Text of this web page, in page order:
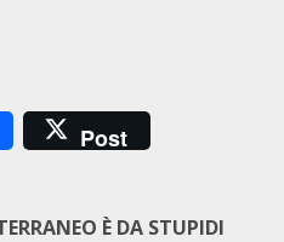
Post
È DA STUPIDI